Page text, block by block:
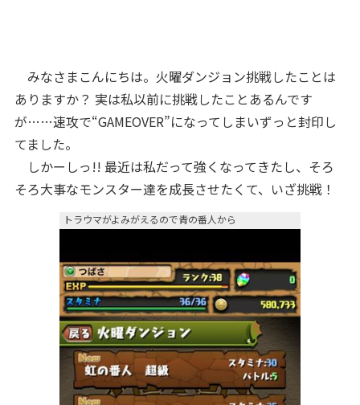
みなさまこんにちは。火曜ダンジョン挑戦したことは
ありますか？ 実は私以前に挑戦したことあるんです
が……速攻で“GAMEOVER”になってしまいずっと封印し
てました。
しかーしっ!! 最近は私だって強くなってきたし、そろ
そろ大事なモンスター達を成長させたくて、いざ挑戦！
トラウマがよみがえるので青の番人から